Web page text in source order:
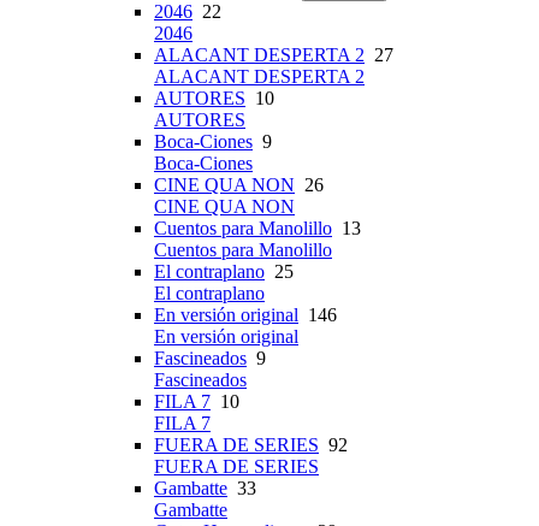
2046 22
2046
ALACANT DESPERTA 2 27
ALACANT DESPERTA 2
AUTORES 10
AUTORES
Boca-Ciones 9
Boca-Ciones
CINE QUA NON 26
CINE QUA NON
Cuentos para Manolillo 13
Cuentos para Manolillo
El contraplano 25
El contraplano
En versión original 146
En versión original
Fascineados 9
Fascineados
FILA 7 10
FILA 7
FUERA DE SERIES 92
FUERA DE SERIES
Gambatte 33
Gambatte